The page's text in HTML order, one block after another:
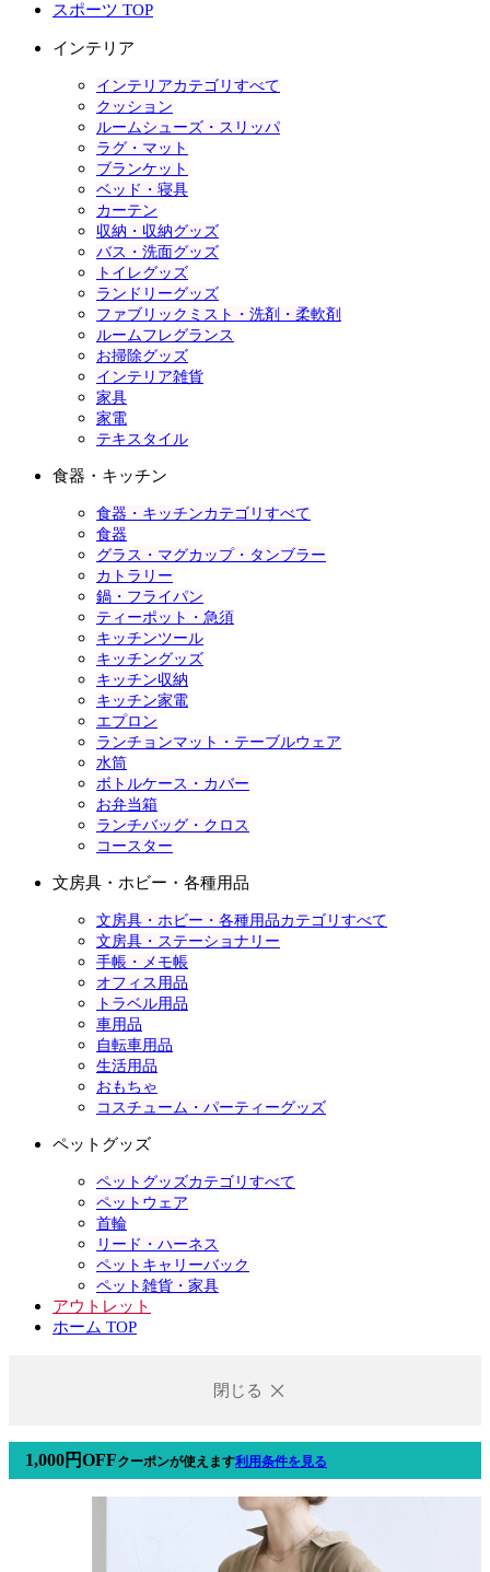
スポーツ TOP
インテリア
インテリアカテゴリすべて
クッション
ルームシューズ・スリッパ
ラグ・マット
ブランケット
ベッド・寝具
カーテン
収納・収納グッズ
バス・洗面グッズ
トイレグッズ
ランドリーグッズ
ファブリックミスト・洗剤・柔軟剤
ルームフレグランス
お掃除グッズ
インテリア雑貨
家具
家電
テキスタイル
食器・キッチン
食器・キッチンカテゴリすべて
食器
グラス・マグカップ・タンブラー
カトラリー
鍋・フライパン
ティーポット・急須
キッチンツール
キッチングッズ
キッチン収納
キッチン家電
エプロン
ランチョンマット・テーブルウェア
水筒
ボトルケース・カバー
お弁当箱
ランチバッグ・クロス
コースター
文房具・ホビー・各種用品
文房具・ホビー・各種用品カテゴリすべて
文房具・ステーショナリー
手帳・メモ帳
オフィス用品
トラベル用品
車用品
自転車用品
生活用品
おもちゃ
コスチューム・パーティーグッズ
ペットグッズ
ペットグッズカテゴリすべて
ペットウェア
首輪
リード・ハーネス
ペットキャリーバック
ペット雑貨・家具
アウトレット
ホーム TOP
閉じる
1,000円OFFクーポンが使えます利用条件を見る